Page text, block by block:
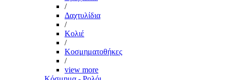
/
Δαχτυλίδια
/
Κολιέ
/
Κοσμηματοθήκες
/
view more